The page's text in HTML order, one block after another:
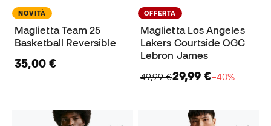
NOVITÀ
Maglietta Team 25
Basketball Reversible
35,00 €
OFFERTA
Maglietta Los Angeles
Lakers Courtside OGC
Lebron James
49,99 €29,99 €−40%